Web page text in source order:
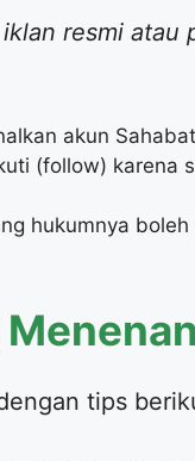
resmi atau
akun
(follow) karena
hukumnya
tips